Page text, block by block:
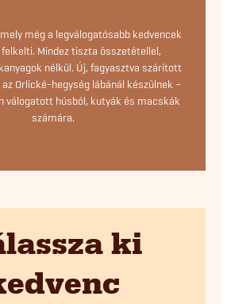
még a legválogatósabb kedvencek
Mindez tiszta összetétellel,
nélkül. Új, fagyasztva szárított
Orlické-hegység lábánál készülnek –
válogatott húsból, kutyák és macskák
számára.
ki